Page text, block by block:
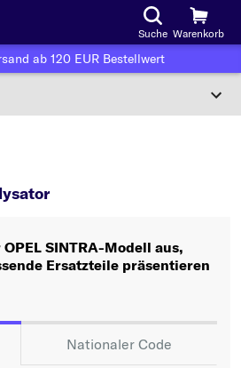
Suche Warenkorb
ab 120 EUR Bestellwert
Oder
nach Kriterien:
SINTRA-Modell aus,
Ersatzteile präsentieren
Nationaler Code